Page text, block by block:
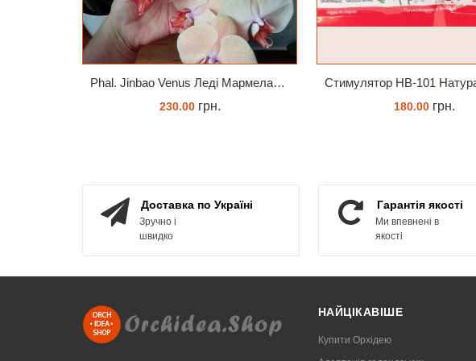
Phal. Jinbao Venus Леді Мармелад 1.7 (торфстакан)
230.00грн. 180.00грн.
Доставка по Україні
Зручно і
швидко
Гарантія якості
Ми впевнені в
якості
НАЙЦІКАВІШЕ
Купити Орхідею